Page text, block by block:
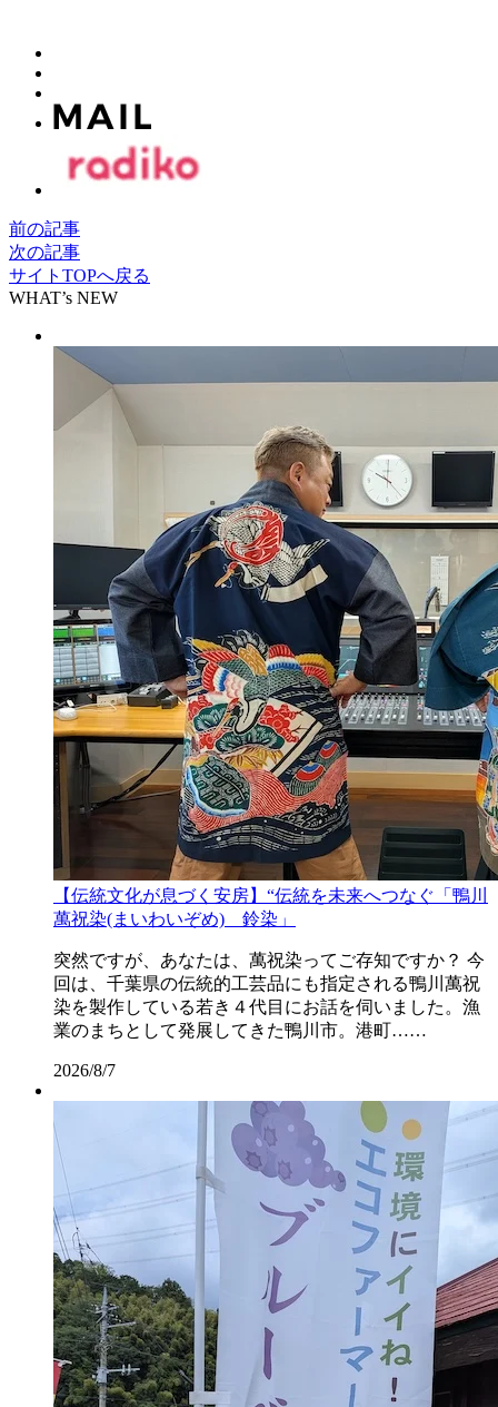
前の記事
次の記事
サイトTOPへ戻る
WHAT’s NEW
【伝統文化が息づく安房】“伝統を未来へつなぐ「鴨川
萬祝染(まいわいぞめ) 鈴染」
突然ですが、あなたは、萬祝染ってご存知ですか？ 今
回は、千葉県の伝統的工芸品にも指定される鴨川萬祝
染を製作している若き４代目にお話を伺いました。漁
業のまちとして発展してきた鴨川市。港町……
2026/8/7